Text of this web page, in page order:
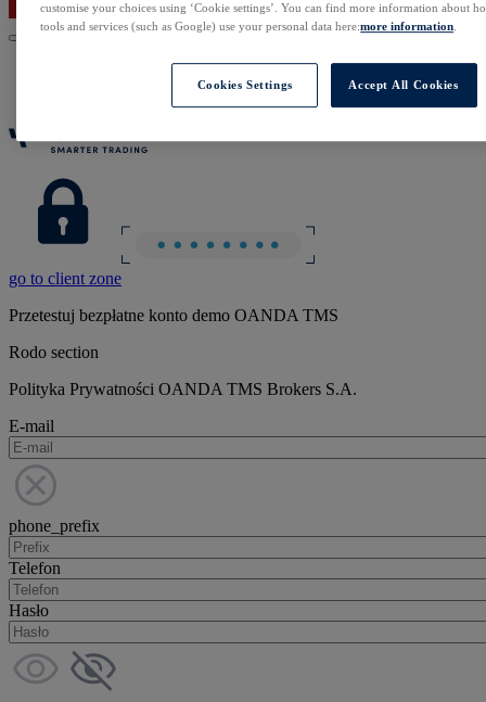
go to client zone
Przetestuj bezpłatne konto demo OANDA TMS
Rodo section
Polityka Prywatności OANDA TMS Brokers S.A.
E-mail
phone_prefix
Telefon
Hasło
customise your choices using ‘Cookie settings’. You can find more information about
tools and services (such as Google) use your personal data here:more information
Cookies Settings Accept All Cookies